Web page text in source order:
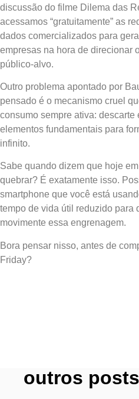
discussão do filme Dilema das
acessamos “gratuitamente” as
dados comercializados para
empresas na hora de direcionar
público-alvo.
Outro problema apontado por
pensado é o mecanismo cruel
consumo sempre ativa: descarte
elementos fundamentais para
infinito.
Sabe quando dizem que hoje
quebrar? É exatamente isso.
smartphone que você está
tempo de vida útil reduzido para
movimente essa engrenagem.
Bora pensar nisso, antes de
Friday?
outros posts